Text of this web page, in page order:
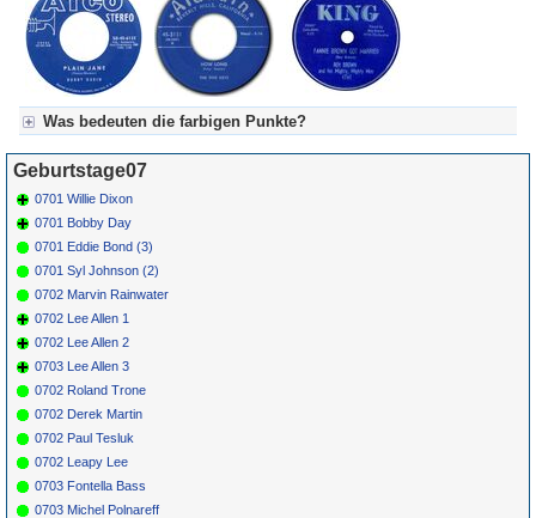
Was bedeuten die farbigen Punkte?
Für Axel's Tageskalender:
Grün = Kurzgeschichte
Grün! = fachlich bestimmt spannend, nicht verpassen!
Grün+ = Stundenbeitrag
Gelb = Kurzgeschichten oder Stundensendungen in Arbeit
Blau = Beschreibungstext (beschreibender Text)
Geburtstage07
0701 Willie Dixon
0701 Bobby Day
0701 Eddie Bond (3)
0701 Syl Johnson (2)
0702 Marvin Rainwater
0702 Lee Allen 1
0702 Lee Allen 2
0703 Lee Allen 3
0702 Roland Trone
0702 Derek Martin
0702 Paul Tesluk
0702 Leapy Lee
0703 Fontella Bass
0703 Michel Polnareff